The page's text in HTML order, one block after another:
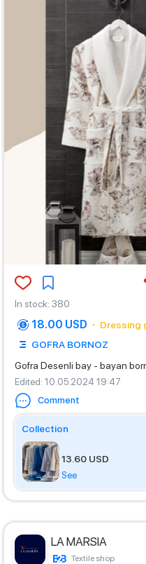
In stock: 380
18.00 USD
Dressing
GOFRA BORNOZ
Gofra Desenli bay - bayan
Edited: 10.05.2024 19:47
Comment
Collection
13.60 USD
See
LA MARSIA
Textile shop